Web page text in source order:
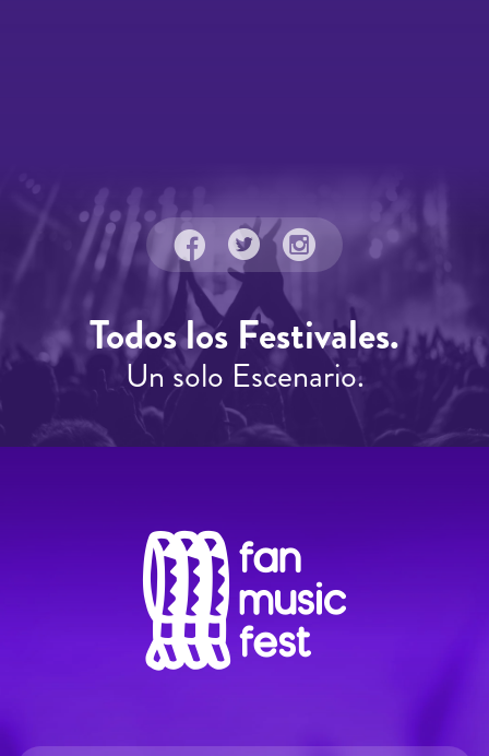
Todos los Festivales.
Un solo Escenario.